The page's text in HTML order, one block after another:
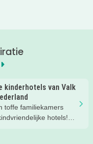
kinderhotels van Valk
toffe familiekamers
hotels!